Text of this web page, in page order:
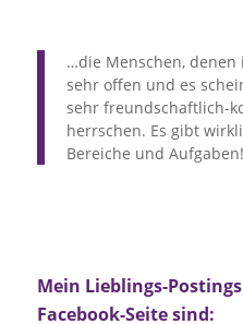
…die Menschen, denen
sehr offen und es
sehr freundschaftlich-
herrschen. Es gibt
Bereiche und Aufgaben!
Mein Lieblings-
Facebook-Seite sind: